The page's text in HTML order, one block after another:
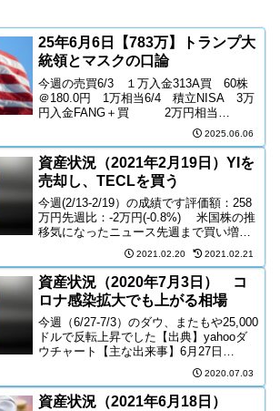
25年6月6日【783万】トランプ大
統領とマスクの口論
今週の売買6/3 １万入金313A買 60株
＠180.0円 1万相当6/4 積立NISA 3万
円入金FANG＋買 2万円相当
NASDAQ100買 2万円相当今週の成績
（5/31～6/6）大統領とマスクの口論が
SNS上で繰り広げられ、TS...
2025.06.06
資産状況（2021年2月19日）YIを
売却し、TECLを買う
今週(2/13-2/19）の成績です評価額：258
万円先週比：-2万円(-0.8%) 米国株の推
移気になったニュース先週まで買い増し
してきたYIを手放す。握力不足だと感じ
るのだが、もう少し下がりそうなので再
度インできる時を待つ。12~26...
2021.02.20 2021.02.21
資産状況（2020年7月3日） コ
ロナ感染拡大でも上がる相場
今週（6/27-7/3）のダウ、またもや25,000
ドルで反転上昇でした【出典】yahooダ
ウチャート【主な出来事】6月27日
（土）・FBが対ヘイトスピーチへの方針
発表6月28日（日）・大統領選支持率＊バ
イデン50% > トランプ40%・東...
2020.07.03
資産状況（2021年6月18日）